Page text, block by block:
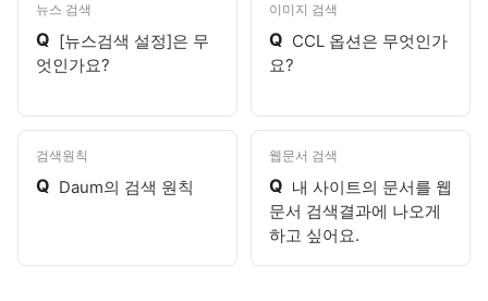
뉴스 검색
Q [뉴스검색 설정]은 무
엇인가요?
이미지 검색
Q CCL 옵션은 무엇인가
요?
검색원칙
Q Daum의 검색 원칙
웹문서 검색
Q 내 사이트의 문서를 웹
문서 검색결과에 나오게
하고 싶어요.